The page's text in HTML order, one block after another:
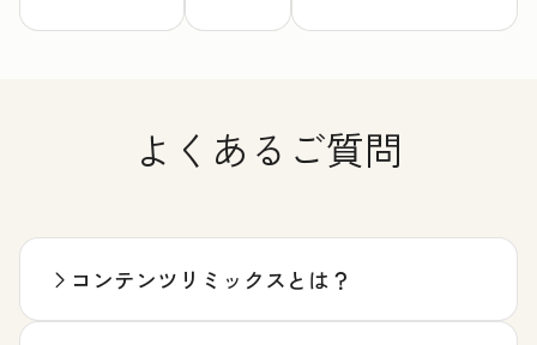
よくあるご質問
コンテンツリミックスとは？